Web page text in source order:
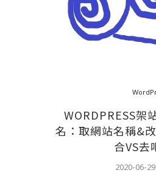
WORDPRESS架
名：取網站名稱&
合VS去
2020-06-29